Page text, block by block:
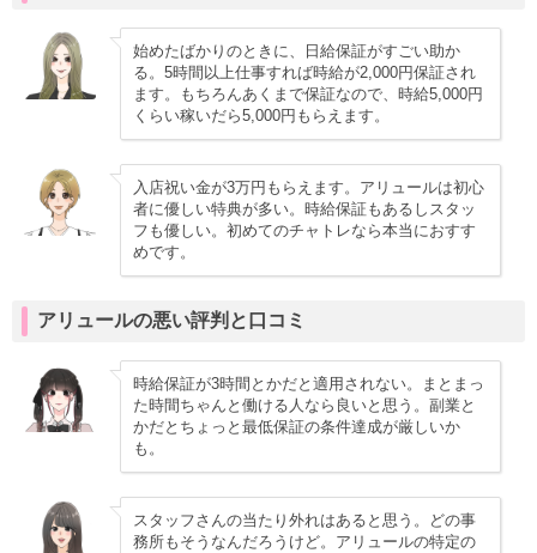
始めたばかりのときに、日給保証がすごい助か
る。5時間以上仕事すれば時給が2,000円保証され
ます。もちろんあくまで保証なので、時給5,000円
くらい稼いだら5,000円もらえます。
入店祝い金が3万円もらえます。アリュールは初心
者に優しい特典が多い。時給保証もあるしスタッ
フも優しい。初めてのチャトレなら本当におすす
めです。
アリュールの悪い評判と口コミ
時給保証が3時間とかだと適用されない。まとまっ
た時間ちゃんと働ける人なら良いと思う。副業と
かだとちょっと最低保証の条件達成が厳しいか
も。
スタッフさんの当たり外れはあると思う。どの事
務所もそうなんだろうけど。アリュールの特定の